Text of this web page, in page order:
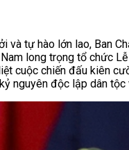
và tự hào lớn lao, Ban
long trọng tổ chức
cuộc chiến đấu kiên
nguyên độc lập dân tộc